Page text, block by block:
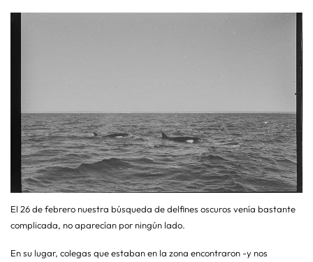
El 26 de febrero nuestra búsqueda de delfines oscuros venía bastante
complicada, no aparecían por ningún lado.
En su lugar, colegas que estaban en la zona encontraron -y nos